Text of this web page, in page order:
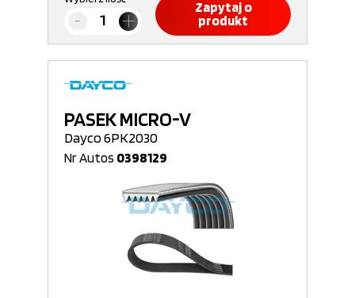
Zapytaj o
produkt
PASEK MICRO-V
Dayco 6PK2030
Nr Autos 0398129